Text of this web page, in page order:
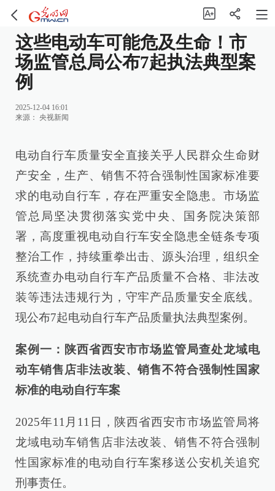
这些电动车可能危及生命！市
场监管总局公布7起执法典型案
例
2025-12-04 16:01
来源： 央视新闻
电动自行车质量安全直接关乎人民群众生命财
产安全，生产、销售不符合强制性国家标准要
求的电动自行车，存在严重安全隐患。市场监
管总局坚决贯彻落实党中央、国务院决策部
署，高度重视电动自行车安全隐患全链条专项
整治工作，持续重拳出击、源头治理，组织全
系统查办电动自行车产品质量不合格、非法改
装等违法违规行为，守牢产品质量安全底线。
现公布7起电动自行车产品质量执法典型案例。
案例一：陕西省西安市市场监管局查处龙域电
动车销售店非法改装、销售不符合强制性国家
标准的电动自行车案
2025年11月11日，陕西省西安市市场监管局将
龙域电动车销售店非法改装、销售不符合强制
性国家标准的电动自行车案移送公安机关追究
刑事责任。